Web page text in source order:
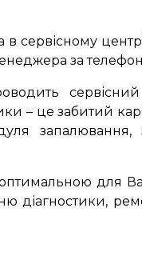
сервісному
за
– це забитий
для